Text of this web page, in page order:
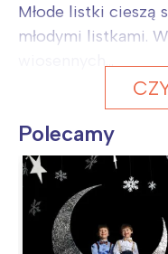
Młode listki cieszą
młodymi listkami.
Polecamy